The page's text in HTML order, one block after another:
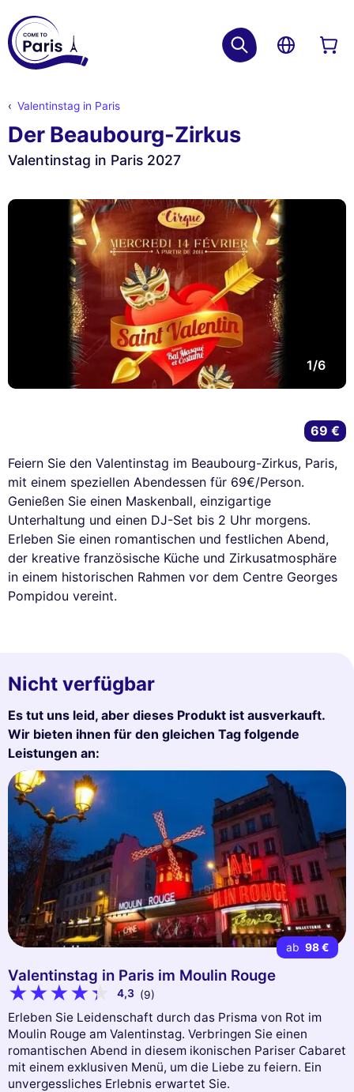
Valentinstag in Paris
Der Beaubourg-Zirkus
Valentinstag in Paris 2027
1/6
Feiern Sie den Valentinstag im Beaubourg-Zirkus, Paris,
mit einem speziellen Abendessen für 69€/Person.
Genießen Sie einen Maskenball, einzigartige
Unterhaltung und einen DJ-Set bis 2 Uhr morgens.
Erleben Sie einen romantischen und festlichen Abend,
der kreative französische Küche und Zirkusatmosphäre
in einem historischen Rahmen vor dem Centre Georges
Pompidou vereint.
69 €
Nicht verfügbar
Es tut uns leid, aber dieses Produkt ist ausverkauft.
Wir bieten ihnen für den gleichen Tag folgende
Leistungen an:
ab 98 €
Valentinstag in Paris im Moulin Rouge
4,3 (9)
Erleben Sie Leidenschaft durch das Prisma von Rot im
Moulin Rouge am Valentinstag. Verbringen Sie einen
romantischen Abend in diesem ikonischen Pariser Cabaret
mit einem exklusiven Menü, um die Liebe zu feiern. Ein
unvergessliches Erlebnis erwartet Sie.